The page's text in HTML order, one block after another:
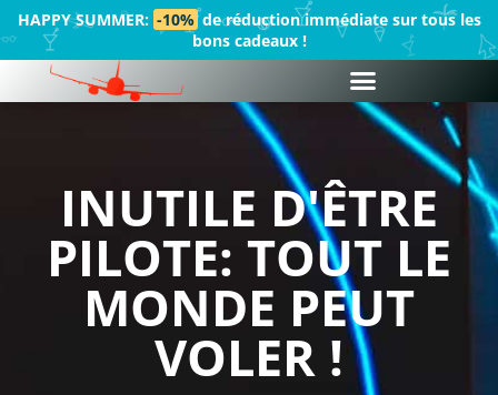
HAPPY SUMMER: -10%de réduction immédiate sur tous les
bons cadeaux !
INUTILE D'ÊTRE
PILOTE: TOUT LE
MONDE PEUT
VOLER !